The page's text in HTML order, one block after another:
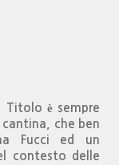
Titolo è sempre
che ben
Fucci ed un
contesto delle